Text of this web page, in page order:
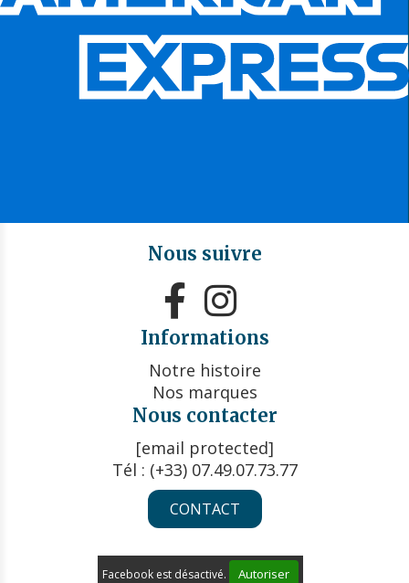
Nous suivre
 
Informations
Notre histoire
Nos marques
Nous contacter
[email protected]
Tél : (+33) 07.49.07.73.77
CONTACT
Facebook est désactivé. Autoriser